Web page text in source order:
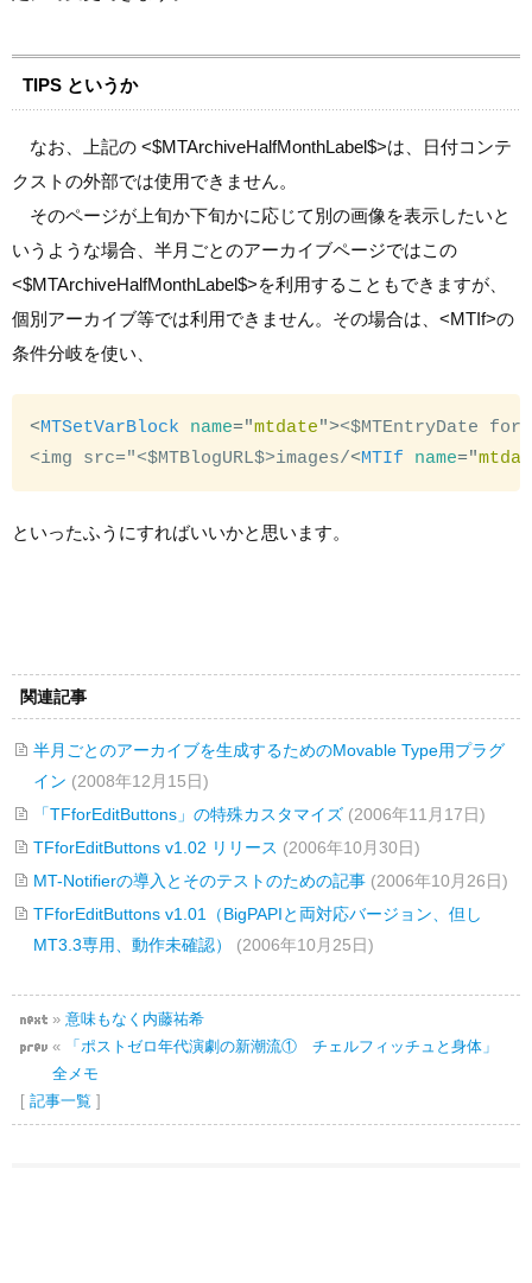
TIPS というか
なお、上記の <$MTArchiveHalfMonthLabel$>は、日付コンテ
クストの外部では使用できません。
そのページが上旬か下旬かに応じて別の画像を表示したいと
いうような場合、半月ごとのアーカイブページではこの
<$MTArchiveHalfMonthLabel$>を利用することもできますが、
個別アーカイブ等では利用できません。その場合は、<MTIf>の
条件分岐を使い、
<MTSetVarBlock name="mtdate"><$MTEntryDate
<img src="<$MTBlogURL$>images/<MTIf name="
といったふうにすればいいかと思います。
関連記事
半月ごとのアーカイブを生成するためのMovable Type用プラグ
イン (2008年12月15日)
「TFforEditButtons」の特殊カスタマイズ (2006年11月17日)
TFforEditButtons v1.02 リリース (2006年10月30日)
MT-Notifierの導入とそのテストのための記事 (2006年10月26日)
TFforEditButtons v1.01（BigPAPIと両対応バージョン、但し
MT3.3専用、動作未確認）
(2006年10月25日)
» 意味もなく内藤祐希
«
「ポストゼロ年代演劇の新潮流① チェルフィッチュと身体」
全メモ
[ 記事一覧 ]